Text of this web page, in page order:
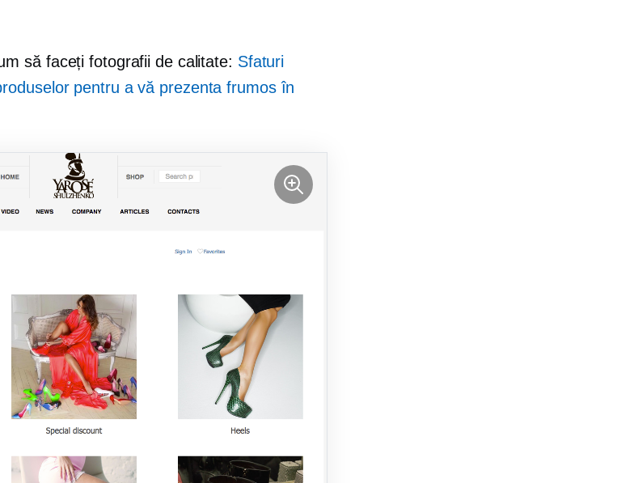
să faceți fotografii de calitate: Sfaturi
pentru a vă prezenta frumos în